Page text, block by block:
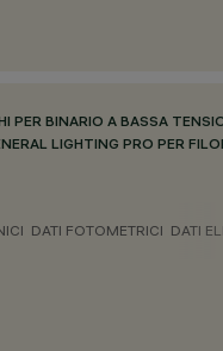
PER BINARIO A BASSA
LIGHTING PRO PER
DATI FOTOMETRICI DATI